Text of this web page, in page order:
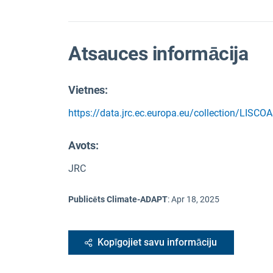
Atsauces informācija
Vietnes:
https://data.jrc.ec.europa.eu/collection/
Avots:
JRC
Publicēts Climate-ADAPT:Apr 18, 2025
Kopīgojiet savu informāciju